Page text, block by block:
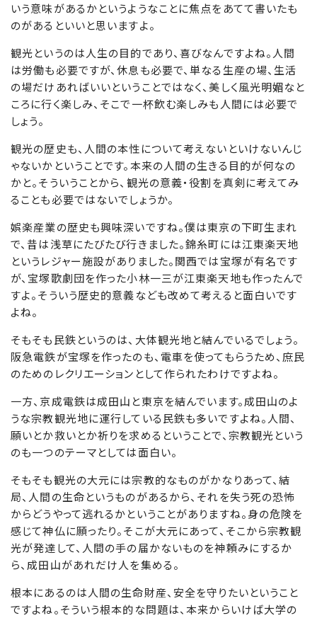
いう意味があるかというようなことに焦点をあてて書いたも
のがあるといいと思いますよ。
観光というのは人生の目的であり、喜びなんですよね。人間
は労働も必要ですが、休息も必要で、単なる生産の場、生活
の場だけあればいいということではなく、美しく風光明媚なと
ころに行く楽しみ、そこで一杯飲む楽しみも人間には必要で
しょう。
観光の歴史も、人間の本性について考えないといけないんじ
ゃないかということです。本来の人間の生きる目的が何なの
かと。そういうことから、観光の意義・役割を真剣に考えてみ
ることも必要ではないでしょうか。
娯楽産業の歴史も興味深いですね。僕は東京の下町生まれ
で、昔は浅草にたびたび行きました。錦糸町には江東楽天地
というレジャー施設がありました。関西では宝塚が有名です
が、宝塚歌劇団を作った小林一三が江東楽天地も作ったんで
すよ。そういう歴史的意義なども改めて考えると面白いです
よね。
そもそも民鉄というのは、大体観光地と結んでいるでしょう。
阪急電鉄が宝塚を作ったのも、電車を使ってもらうため、庶民
のためのレクリエーションとして作られたわけですよね。
一方、京成電鉄は成田山と東京を結んでいます。成田山のよ
うな宗教観光地に運行している民鉄も多いですよね。人間、
願いとか救いとか祈りを求めるということで、宗教観光という
のも一つのテーマとしては面白い。
そもそも観光の大元には宗教的なものがかなりあって、結
局、人間の生命というものがあるから、それを失う死の恐怖
からどうやって逃れるかということがありますね。身の危険を
感じて神仏に願ったり。そこが大元にあって、そこから宗教観
光が発達して、人間の手の届かないものを神頼みにするか
ら、成田山があれだけ人を集める。
根本にあるのは人間の生命財産、安全を守りたいということ
ですよね。そういう根本的な問題は、本来からいけば大学の